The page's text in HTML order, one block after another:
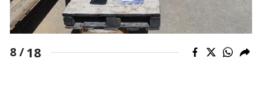
8 /18